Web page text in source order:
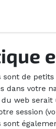
sont de
dans votre
web serait
session
sont